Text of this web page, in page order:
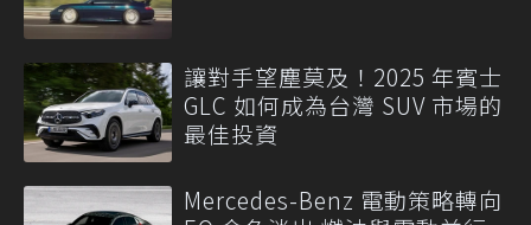
讓對手望塵莫及！2025 年賓士
GLC 如何成為台灣 SUV 市場的
最佳投資
Mercedes-Benz 電動策略轉向